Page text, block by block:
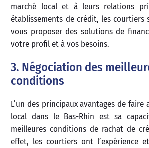
marché local et à leurs relations
établissements de crédit, les courtiers
vous proposer des solutions de
votre profil et à vos besoins.
3. Négociation des
conditions
L’un des principaux avantages de
local dans le Bas-Rhin est sa
meilleures conditions de rachat de
effet, les courtiers ont l’expérience et